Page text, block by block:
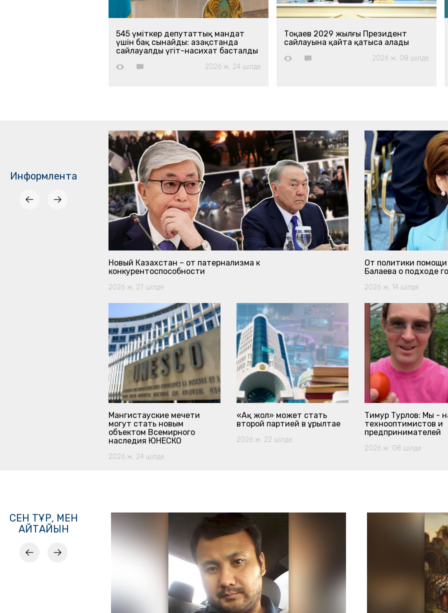
545 үміткер депутаттық мандат
үшін бақ сынайды: Қазақстанда
сайлауалды үгіт-насихат басталды
2026 ж. 24 шілде
Тоқаев 2029 жылғы Президент
сайлауына қайта қатыса алады
2026 ж. 08 шілде
Информлента
Новый Казахстан – от патернализма к
конкурентоспособности
2026 ж. 27 шілде
Мангистауские мечети
могут стать новым
объектом Всемирного
наследия ЮНЕСКО
2026 ж. 24 шілде
«Ақ жол» может стать
второй партией в Құрылтае
2026 ж. 22 шілде
От политики
Балаева о подходе
2026 ж. 14 шілде
Тимур Турлов: Мы -
технооптимистов и
предпринимателей
2026 ж. 08 шілде
СЕН ТҰР, МЕН
АЙТАЙЫН